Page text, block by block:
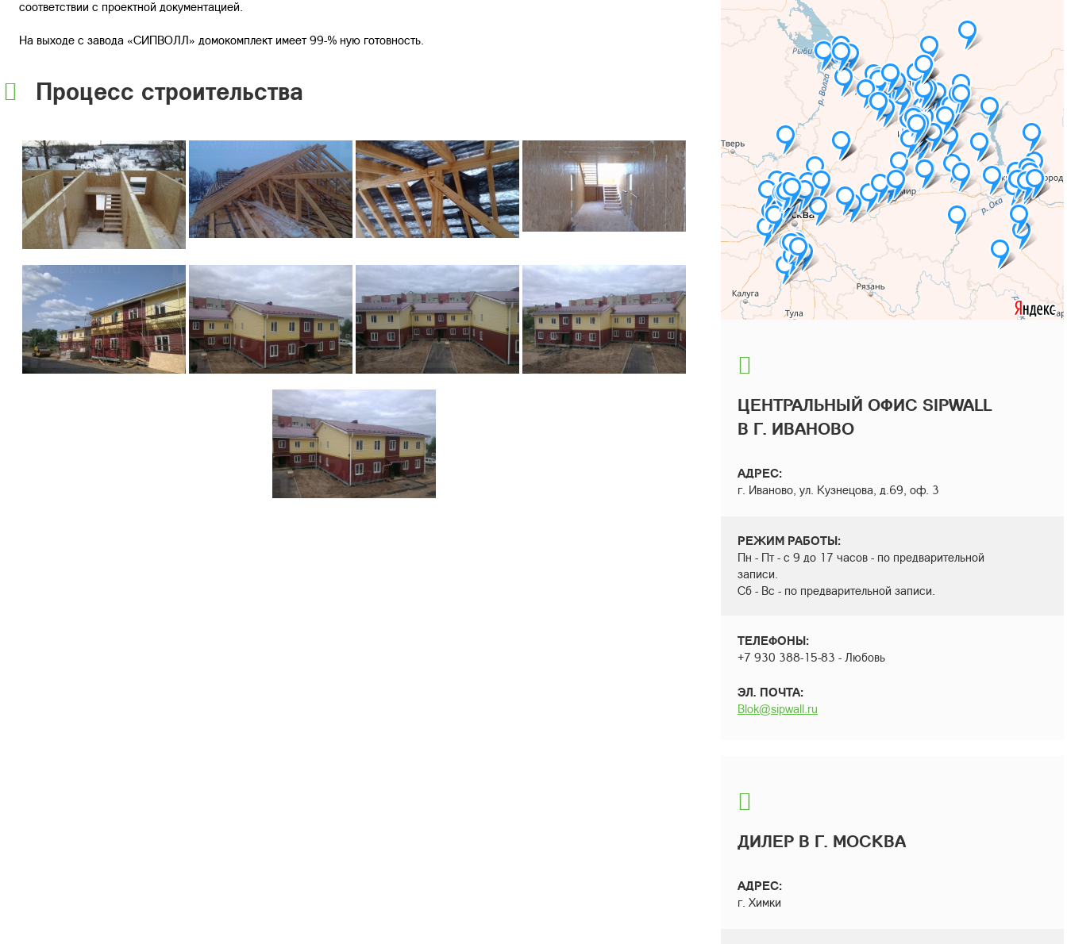
соответствии с проектной документацией.
На выходе с завода «СИПВОЛЛ» домокомплект имеет 99-% ную готовность.
Процесс строительства
ЦЕНТРАЛЬНЫЙ ОФИС SIPWALL
В Г. ИВАНОВО
АДРЕС:
г. Иваново, ул. Кузнецова, д.69, оф. 3
РЕЖИМ РАБОТЫ:
Пн - Пт - с 9 до 17 часов - по предварительной
записи.
Сб - Вс - по предварительной записи.
ТЕЛЕФОНЫ:
+7 930 388-15-83 - Любовь
ЭЛ. ПОЧТА:
Blok@sipwall.ru
ДИЛЕР В Г. МОСКВА
АДРЕС:
г. Химки